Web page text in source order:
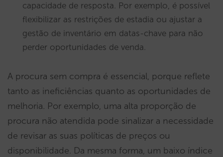
capacidade de resposta. Por exemplo, é possível
flexibilizar as restrições de estadia ou ajustar a
gestão de inventário em datas-chave para não
perder oportunidades de venda.
A procura sem compra é essencial, porque reflete
tanto as ineficiências quanto as oportunidades de
melhoria. Por exemplo, uma alta proporção de
procura não atendida pode sinalizar a necessidade
de revisar as suas políticas de preços ou
disponibilidade. Da mesma forma, um baixo índice